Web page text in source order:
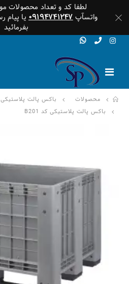
لطفا کد و تعداد محصولات
واتسآپ۰۹۱۹۴۷۴۱۲۴۷ یا پیام
بفرمائید
محصولات
باکس پالت پلاستیکی
باکس پالت پلاستیکی کد B201